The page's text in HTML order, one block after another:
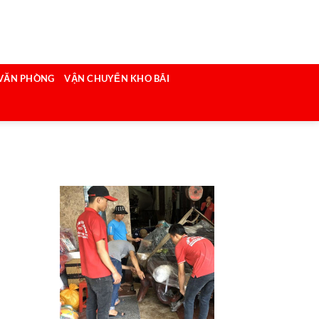
PHÒNG VẬN CHUYỂN KHO BÃI